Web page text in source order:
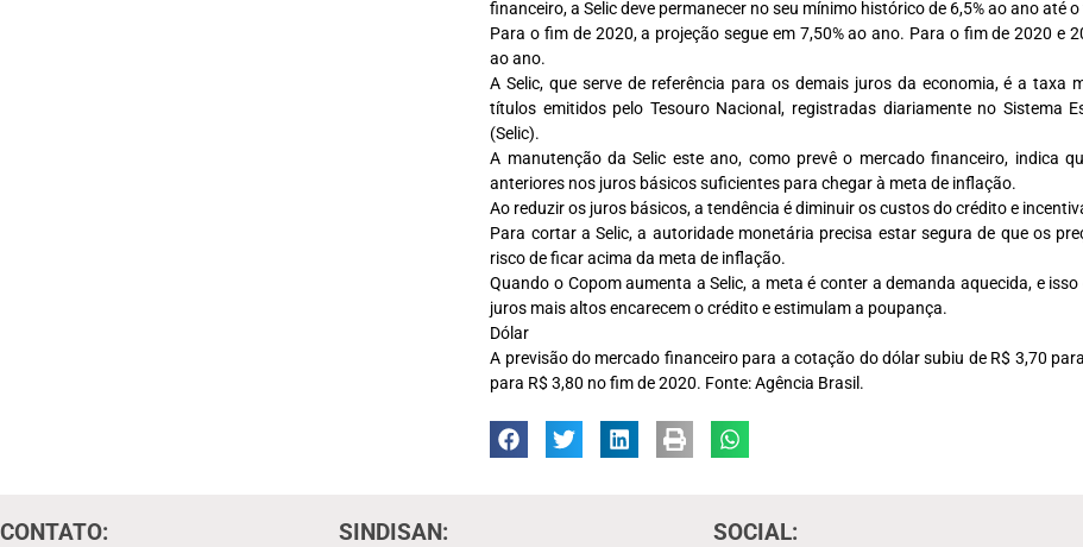
financeiro, a Selic deve permanecer no seu mínimo histórico de 6,5% ao ano até
Para o fim de 2020, a projeção segue em 7,50% ao ano. Para o fim de 2020 e
ao ano.
A Selic, que serve de referência para os demais juros da economia, é a taxa
títulos emitidos pelo Tesouro Nacional, registradas diariamente no Sistema
(Selic).
A manutenção da Selic este ano, como prevê o mercado financeiro, indica
anteriores nos juros básicos suficientes para chegar à meta de inflação.
Ao reduzir os juros básicos, a tendência é diminuir os custos do crédito e
Para cortar a Selic, a autoridade monetária precisa estar segura de que os
risco de ficar acima da meta de inflação.
Quando o Copom aumenta a Selic, a meta é conter a demanda aquecida, e
juros mais altos encarecem o crédito e estimulam a poupança.
Dólar
A previsão do mercado financeiro para a cotação do dólar subiu de R$ 3,70
para R$ 3,80 no fim de 2020. Fonte: Agência Brasil.
CONTATO: SINDISAN: SOCIAL: